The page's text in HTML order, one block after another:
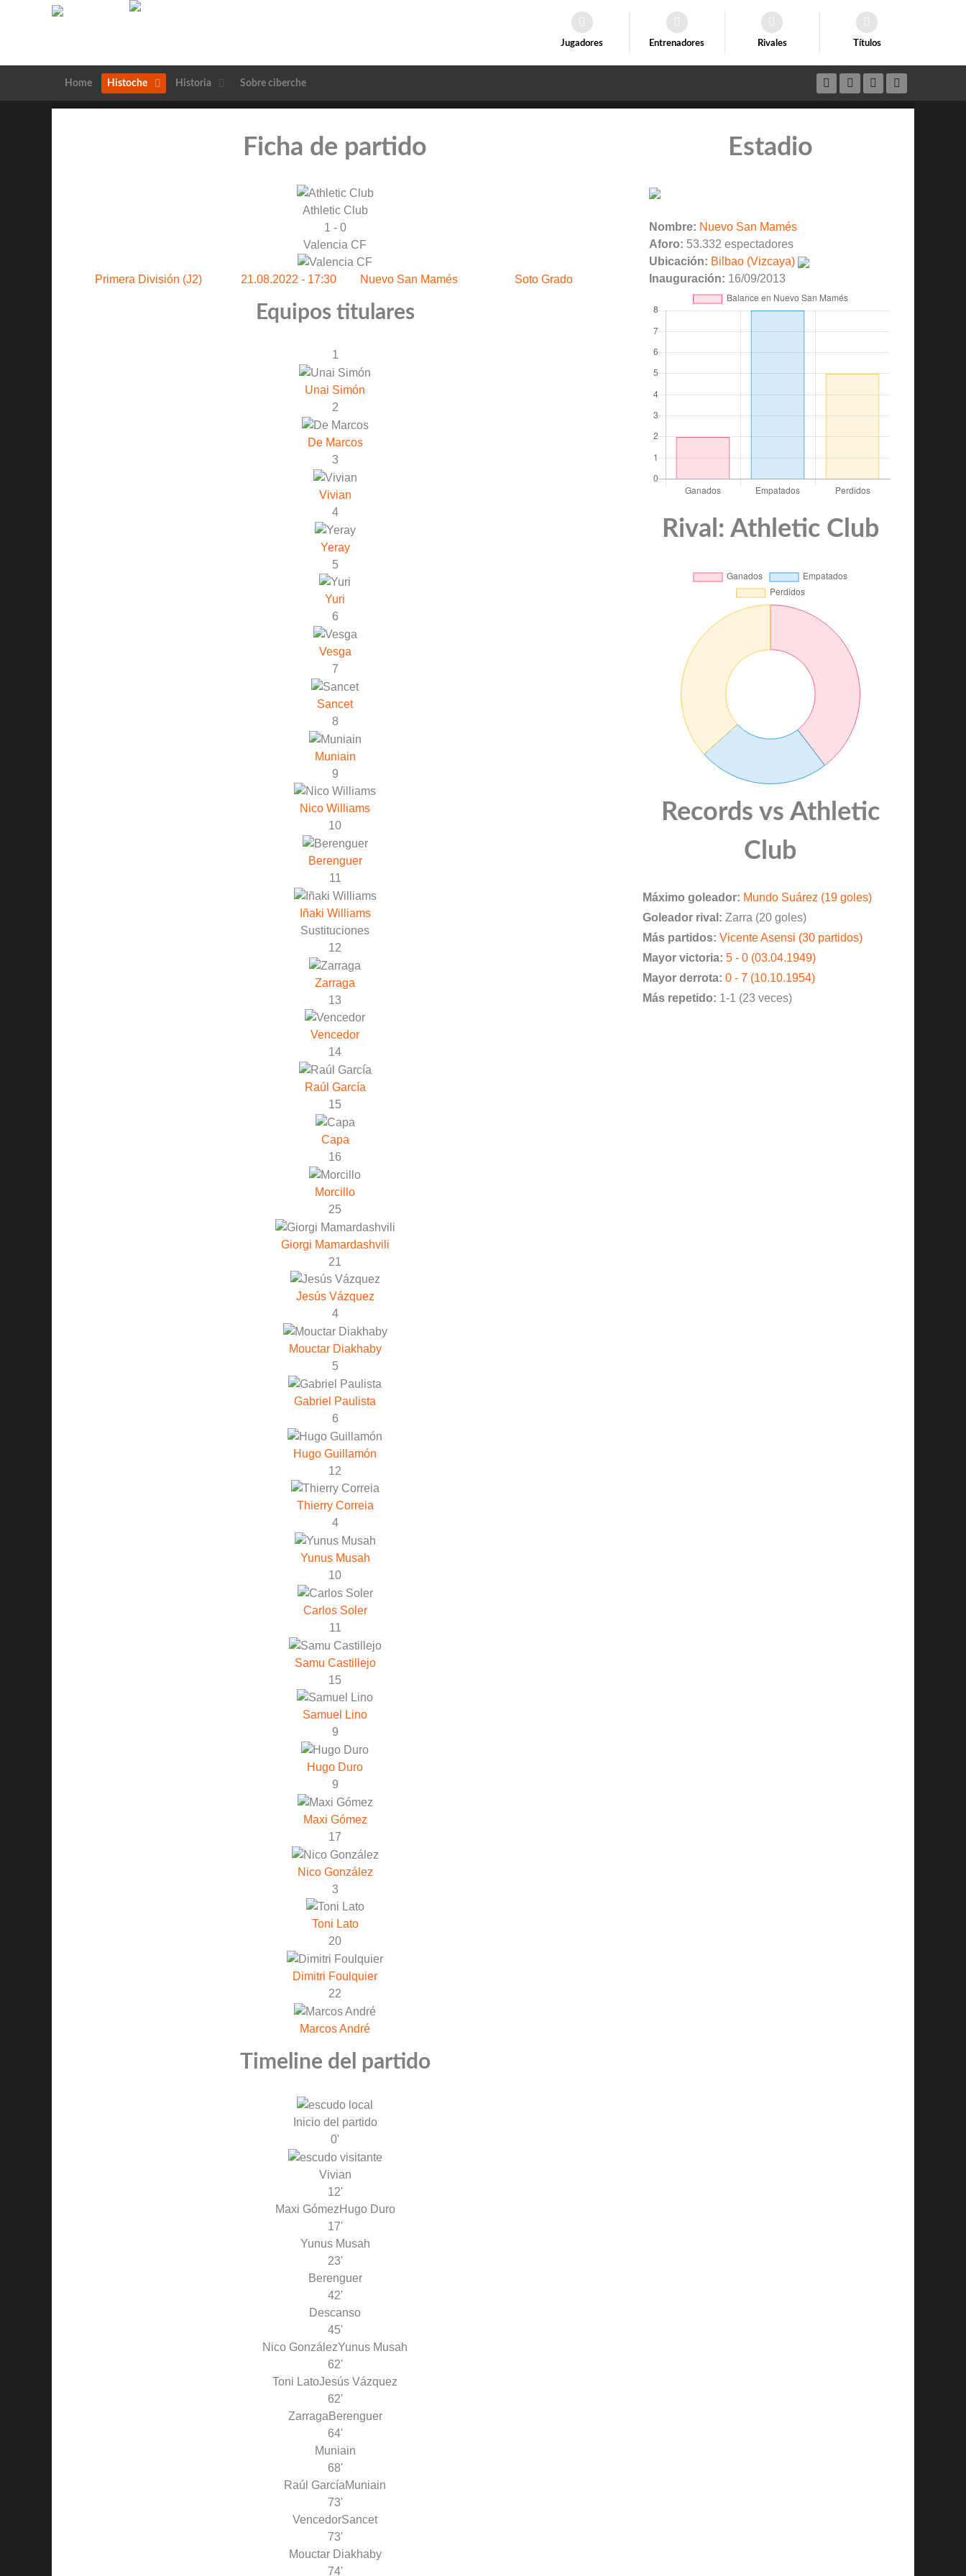
Jugadores Entrenadores Rivales Títulos
Home Histoche Historia Sobre ciberche
Ficha de partido
Athletic Club
1 - 0
Valencia CF
Primera División (J2) 21.08.2022 - 17:30 Nuevo San Mamés Soto Grado
Equipos titulares
1
Unai Simón
2
De Marcos
3
Vivian
4
Yeray
5
Yuri
6
Vesga
7
Sancet
8
Muniain
9
Nico Williams
10
Berenguer
11
Iñaki Williams
Sustituciones
12
Zarraga
13
Vencedor
14
Raúl García
15
Capa
16
Morcillo
25
Giorgi Mamardashvili
21
Jesús Vázquez
4
Mouctar Diakhaby
5
Gabriel Paulista
6
Hugo Guillamón
12
Thierry Correia
4
Yunus Musah
10
Carlos Soler
11
Samu Castillejo
15
Samuel Lino
9
Hugo Duro
9
Maxi Gómez
17
Nico González
3
Toni Lato
20
Dimitri Foulquier
22
Marcos André
Timeline del partido
Inicio del partido
0'
Vivian
12'
Maxi Gómez Hugo Duro
17'
Yunus Musah
23'
Berenguer
42'
Descanso
45'
Nico GonzálezYunus Musah
62'
Toni LatoJesús Vázquez
62'
Zarraga Berenguer
64'
Muniain
68'
Raúl GarcíaMuniain
73'
VencedorSancet
73'
Mouctar Diakhaby
74'
Estadio
Nombre: Nuevo San Mamés
Aforo: 53.332 espectadores
Ubicación: Bilbao (Vizcaya)
Inauguración: 16/09/2013
Rival: Athletic Club
Records vs Athletic
Club
Máximo goleador: Mundo Suárez (19 goles)
Goleador rival: Zarra (20 goles)
Más partidos: Vicente Asensi (30 partidos)
Mayor victoria: 5 - 0 (03.04.1949)
Mayor derrota: 0 - 7 (10.10.1954)
Más repetido: 1-1 (23 veces)